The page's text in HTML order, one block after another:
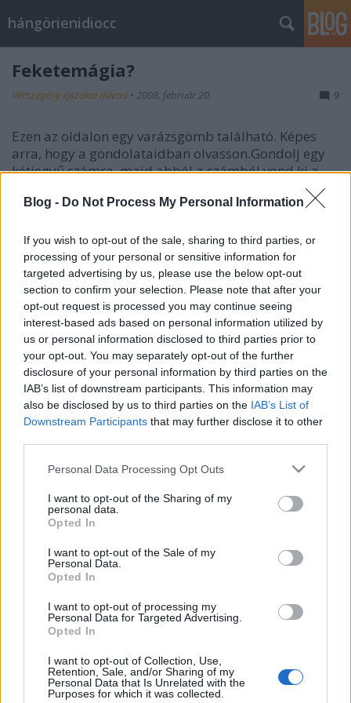
Blog - Do Not Process My Personal Information
If you wish to opt-out of the sale, sharing to third parties, or
processing of your personal or sensitive information for
targeted advertising by us, please use the below opt-out
section to confirm your selection. Please note that after your
opt-out request is processed you may continue seeing
interest-based ads based on personal information utilized by
us or personal information disclosed to third parties prior to
your opt-out. You may separately opt-out of the further
disclosure of your personal information by third parties on the
IAB’s list of downstream participants. This information may
also be disclosed by us to third parties on the IAB’s List of
Downstream Participants that may further disclose it to other
Please note that this website/app uses one or more Google
not limited to your visit or usage behaviour. You may click to
grant or deny consent to Google and its third-party tags to
use your data for below specified purposes in below Google
consent section.
Personal Data Processing Opt Outs
I want to opt-out of the Sharing of my
personal data.
Opted In
I want to opt-out of the Sale of my
Personal Data.
Opted In
I want to opt-out of processing my
Personal Data for Targeted Advertising.
Opted In
I want to opt-out of Collection, Use,
Retention, Sale, and/or Sharing of my
Personal Data that Is Unrelated with the
Purposes for which it was collected.
hángörienidiocc
Feketemágia?
Vérszegény éjszakai dúvad • 2008. február 20. 9
Ezen az oldalon egy varázsgömb található. Képes
arra, hogy a gondolataidban olvasson.Gondolj egy
kétjegyű számra, majd abból a számból vond ki a
számjegyek összegét. (Vagyis, ha 85-re gondolsz,
akkor 85-13). Ezután keresd ki a jobboldali
Ennyi volt a játék
Vérszegény éjszakai dúvad• 2008. február 20.
Szóval az történt, hogy mostantól kezdve csak
regisztrált felhasználók fűzhetnek kommentet
bármihez is. Sajnálom, de az utóbbi időben feltűntek
itt is a mások nevében kommentelő emberek. (Vagy
csak egy jár ide, de ő sűrűbben). Az előző
bejegyzésnél…
Hangulatkeltő bombák elhelyezve
Robbanásuk időzítve: március 10 - 11. Persze, hogy a
népszavazással kapcsolatban.Azt már elég régóta
lehetett sejteni amúgy is, hogy Fideszék ezt a
népszavazást nem szociális érzékenységből
mindenáron be akarnak tartani a kormánynak.…
Ilyen ember pedig nincs
Vérszegény éjszakai dúvad•2008. február 18.